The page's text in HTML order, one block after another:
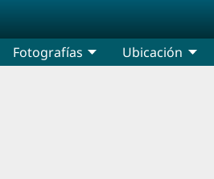
Fotografías Ubicación